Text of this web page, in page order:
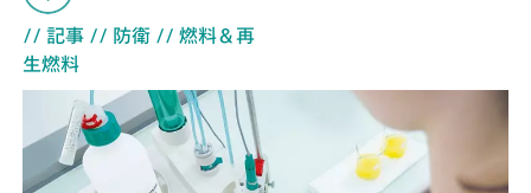
// 記事 // 防衛 // 燃料＆再
生燃料